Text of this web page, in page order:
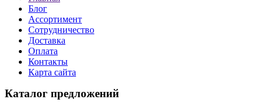
Блог
Ассортимент
Сотрудничество
Доставка
Оплата
Контакты
Карта сайта
Каталог предложений